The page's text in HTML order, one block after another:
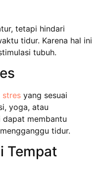
tetapi hindari
tidur. Karena hal ini
tubuh.
stres yang sesuai
yoga, atau
dapat membantu
tidur.
Tempat